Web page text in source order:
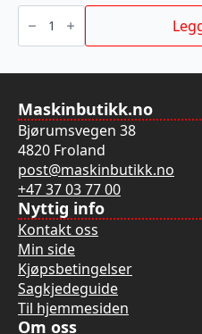
STIKKSAGBLAD
T101DP
75/4MM
5P
Maskinbutikk.no
Bjørumsvegen 38
4820 Froland
post@maskinbutikk.no
+47 37 03 77 00
Nyttig info
Kontakt oss
Min side
Kjøpsbetingelser
Sagkjedeguide
Til hjemmesiden
Om oss